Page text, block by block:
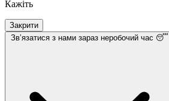
Кажіть
Закрити
Звʼязатися з нами зараз неробочий час 😴